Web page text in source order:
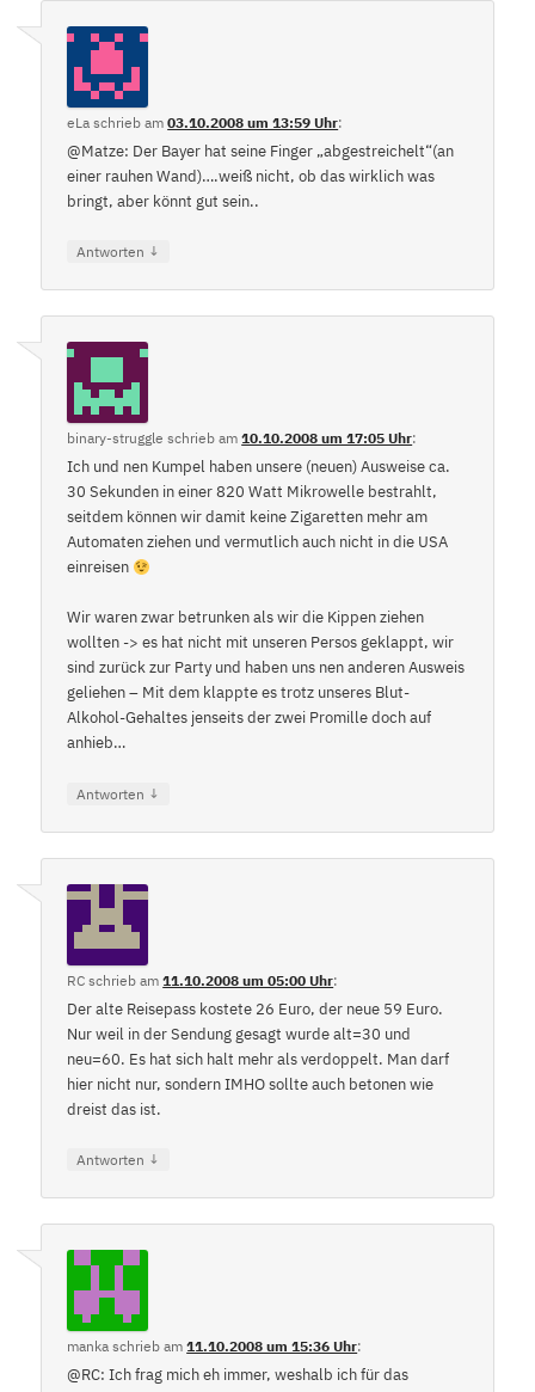
eLa schrieb am03.10.2008 um 13:59 Uhr:
@Matze: Der Bayer hat seine Finger „abgestreichelt“(an
einer rauhen Wand)….weiß nicht, ob das wirklich was
bringt, aber könnt gut sein..
Antworten ↓
binary-struggle schrieb am10.10.2008 um 17:05 Uhr:
Ich und nen Kumpel haben unsere (neuen) Ausweise ca.
30 Sekunden in einer 820 Watt Mikrowelle bestrahlt,
seitdem können wir damit keine Zigaretten mehr am
Automaten ziehen und vermutlich auch nicht in die USA
einreisen
Wir waren zwar betrunken als wir die Kippen ziehen
wollten -> es hat nicht mit unseren Persos geklappt, wir
sind zurück zur Party und haben uns nen anderen Ausweis
geliehen – Mit dem klappte es trotz unseres Blut-
Alkohol-Gehaltes jenseits der zwei Promille doch auf
anhieb…
Antworten ↓
RC schrieb am11.10.2008 um 05:00 Uhr:
Der alte Reisepass kostete 26 Euro, der neue 59 Euro.
Nur weil in der Sendung gesagt wurde alt=30 und
neu=60. Es hat sich halt mehr als verdoppelt. Man darf
hier nicht nur, sondern IMHO sollte auch betonen wie
dreist das ist.
Antworten ↓
manka schrieb am11.10.2008 um 15:36 Uhr:
@RC: Ich frag mich eh immer, weshalb ich für das